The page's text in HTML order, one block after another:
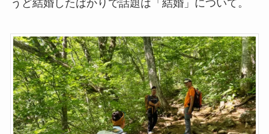
うど結婚したばかりで話題は「結婚」について。